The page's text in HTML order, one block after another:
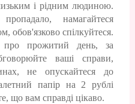
і рідним людиною.
намагайтеся
обов'язково спілкуйтеся.
про прожитий день, за
ваші справи,
не опускайтеся до
папір на 2 рублі
що вам справді цікаво.